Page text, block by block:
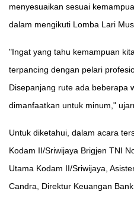
menyesuaikan sesuai
dalam mengikuti Lomba Lari
"Ingat yang tahu kemampuan
terpancing dengan pelari
Disepanjang rute ada beberapa
dimanfaatkan untuk minum,"
Untuk diketahui, dalam acara
Kodam II/Sriwijaya Brigjen TNI
Utama Kodam II/Sriwijaya,
Candra, Direktur Keuangan